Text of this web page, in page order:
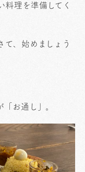
料理を準備してく
て、始めましょう
お通し」。